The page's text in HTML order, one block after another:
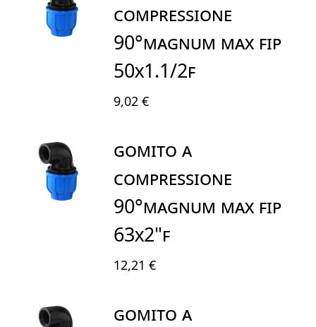
COMPRESSIONE
90°MAGNUM MAX FIP
50X1.1/2F
9,02 €
GOMITO A
COMPRESSIONE
90°MAGNUM MAX FIP
63X2"F
12,21 €
GOMITO A